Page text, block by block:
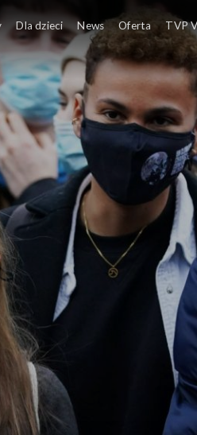
Dla dzieci News Oferta TVP